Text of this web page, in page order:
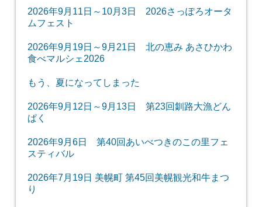
2026年9月11日～10月3日 2026さっぽろオータ
ムフェスト
2026年9月19日～9月21日 北の恵み あさひかわ
食べマルシェ2026
もう、夏になってしまった
2026年9月12日～9月13日 第23回釧路大漁どん
ぱく
2026年9月6日 第40回あいべつきのこの里フェ
スティバル
2026年7月19日 美幌町 第45回美幌観光和牛まつ
り